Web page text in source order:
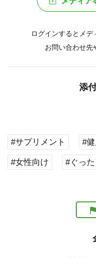
ログインするとメ
お問い合わせ先
添
#サプリメント #
#女性向け #ぐった